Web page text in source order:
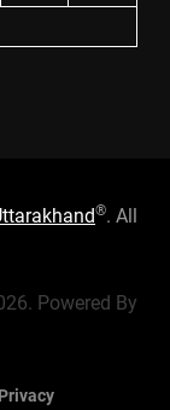
®. All
Powered By
Privacy